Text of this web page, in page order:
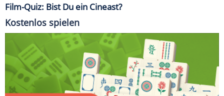
Film-Quiz: Bist Du ein Cineast?
Kostenlos spielen